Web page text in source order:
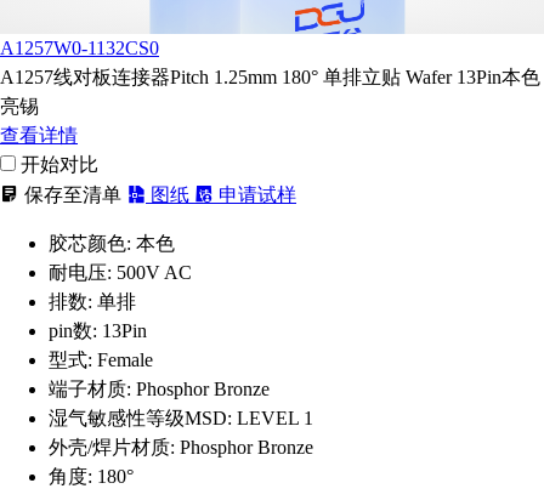
A1257W0-1132CS0
A1257线对板连接器Pitch 1.25mm 180° 单排立贴 Wafer 13Pin本色
亮锡
查看详情
开始对比
保存至清单
图纸 申请试样
胶芯颜色: 本色
耐电压: 500V AC
排数: 单排
pin数: 13Pin
型式: Female
端子材质: Phosphor Bronze
湿气敏感性等级MSD: LEVEL 1
外壳/焊片材质: Phosphor Bronze
角度: 180°